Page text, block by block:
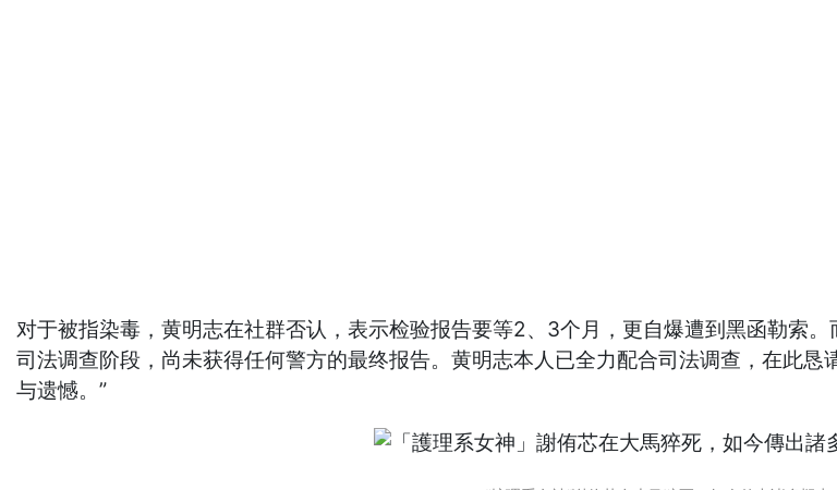
对于被指染毒，黄明志在社群否认，表示检验报告要等2、3个月，更自爆遭到黑函勒索
司法调查阶段，尚未获得任何警方的最终报告。黄明志本人已全力配合司法调查，在此
与遗憾。”